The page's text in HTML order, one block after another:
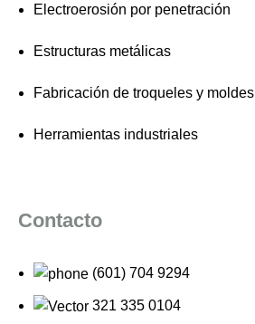
Electroerosión por penetración
Estructuras metálicas
Fabricación de troqueles y moldes
Herramientas industriales
Contacto
(601) 704 9294
321 335 0104